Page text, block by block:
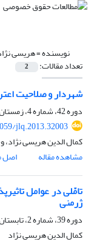
نویسنده =هریسی
تعداد مقالات: 2
شهردار و صلاحیت
دوره 42، شماره 4، زمستان 1391، صفحه
jlq.2013.32003
کمال الدین هریسی نژاد،
مشاهده مقاله
اصل
تامّلی در عوامل
ژرمنی
دوره 39، شماره 2، تابستان 1388
کمال الدین هریسی نژاد